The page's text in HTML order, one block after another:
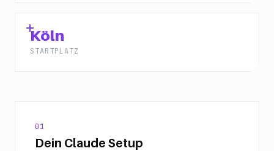
Köln
STARTPLATZ
01
Dein Claude Setup